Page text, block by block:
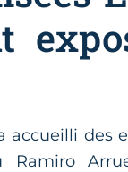
des